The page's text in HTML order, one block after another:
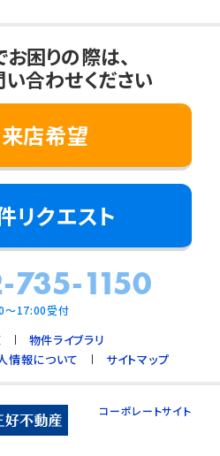
困りの際は、
合わせください
来店希望
リクエスト
735-1150
～17:00受付
物件ライブラリ
情報について サイトマップ
コーポレートサイト